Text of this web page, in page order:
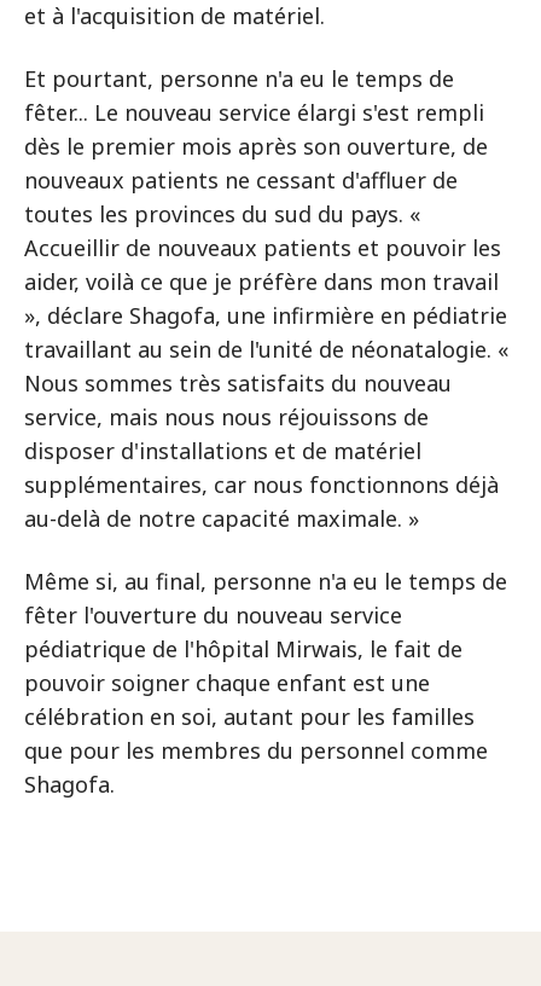
et à l'acquisition de matériel.
Et pourtant, personne n'a eu le temps de
fêter... Le nouveau service élargi s'est rempli
dès le premier mois après son ouverture, de
nouveaux patients ne cessant d'affluer de
toutes les provinces du sud du pays. «
Accueillir de nouveaux patients et pouvoir les
aider, voilà ce que je préfère dans mon travail
», déclare Shagofa, une infirmière en pédiatrie
travaillant au sein de l'unité de néonatalogie. «
Nous sommes très satisfaits du nouveau
service, mais nous nous réjouissons de
disposer d'installations et de matériel
supplémentaires, car nous fonctionnons déjà
au-delà de notre capacité maximale. »
Même si, au final, personne n'a eu le temps de
fêter l'ouverture du nouveau service
pédiatrique de l'hôpital Mirwais, le fait de
pouvoir soigner chaque enfant est une
célébration en soi, autant pour les familles
que pour les membres du personnel comme
Shagofa.